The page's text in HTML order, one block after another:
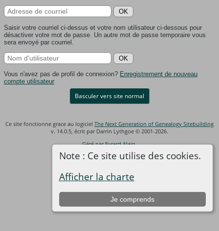
Note : Ce site utilise des cookies.
Afficher la charte
Je comprends
Saisir votre courriel ci-dessus et votre nom utilisateur ci-dessous pour
désactiver votre mot de passe. Un autre mot de passe temporaire vous
sera envoyé par courriel.
Vous n'avez pas de profil de connexion? Enregistrement de nouveau
compte utilisateur
Basculer vers site normal
Ce site fonctionne grace au logiciel The Next Generation of Genealogy Sitebuilding
v. 14.0.5, écrit par Darrin Lythgoe © 2001-2026.
Géré parEvrard Alain.